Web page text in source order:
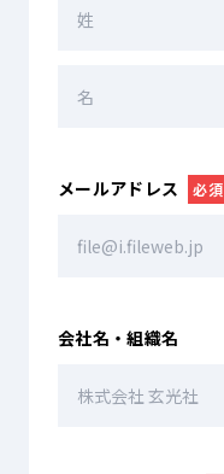
メールアドレス 必須
会社名・組織名